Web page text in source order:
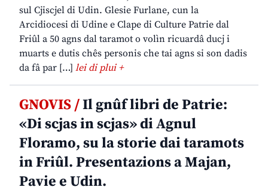
sul Cjiscjel di Udin. Glesie Furlane, cun la
Arcidiocesi di Udine e Clape di Culture Patrie dal
Friûl a 50 agns dal taramot o volìn ricuardâ ducj i
muarts e dutis chês personis che tai agns si son dadis
da fâ par […] lei di plui +
GNOVIS /Il gnûf libri de Patrie:
«Di scjas in scjas» di Agnul
Floramo, su la storie dai taramots
in Friûl. Presentazions a Majan,
Pavie e Udin.